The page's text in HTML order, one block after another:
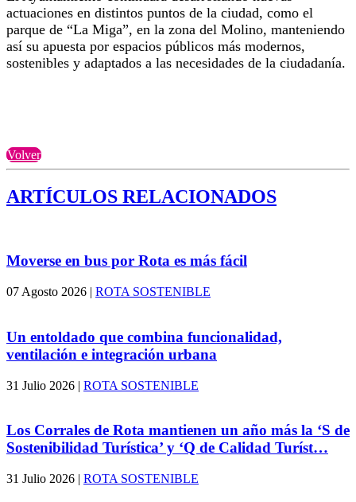
actuaciones en distintos puntos de la ciudad, como el
parque de “La Miga”, en la zona del Molino, manteniendo
así su apuesta por espacios públicos más modernos,
sostenibles y adaptados a las necesidades de la ciudadanía.
Volver
ARTÍCULOS RELACIONADOS
Moverse en bus por Rota es más fácil
07 Agosto 2026 | ROTA SOSTENIBLE
Un entoldado que combina funcionalidad,
ventilación e integración urbana
31 Julio 2026 | ROTA SOSTENIBLE
Los Corrales de Rota mantienen un año más la ‘S de
Sostenibilidad Turística’ y ‘Q de Calidad Turíst…
31 Julio 2026 | ROTA SOSTENIBLE